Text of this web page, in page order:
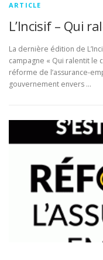
ARTICLE
L’Incisif – Qui
La dernière édition de
campagne « Qui ralentit le
réforme de l’assurance-
gouvernement envers …